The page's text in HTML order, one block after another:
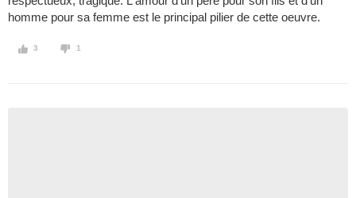
homme pour sa femme est le principal pilier de cette oeuvre.
3 1